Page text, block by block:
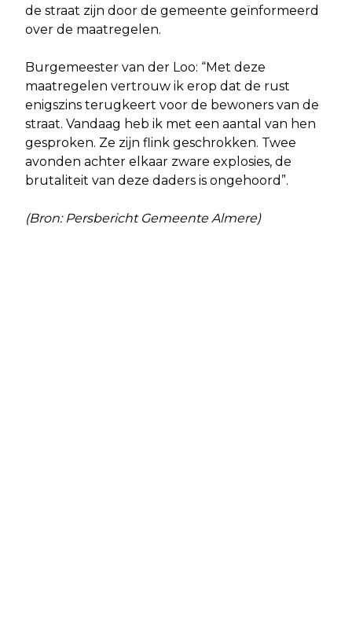
de straat zijn door de gemeente geïnformeerd
over de maatregelen.
Burgemeester van der Loo: “Met deze
maatregelen vertrouw ik erop dat de rust
enigszins terugkeert voor de bewoners van de
straat. Vandaag heb ik met een aantal van hen
gesproken. Ze zijn flink geschrokken. Twee
avonden achter elkaar zware explosies, de
brutaliteit van deze daders is ongehoord”.
(Bron: Persbericht Gemeente Almere)